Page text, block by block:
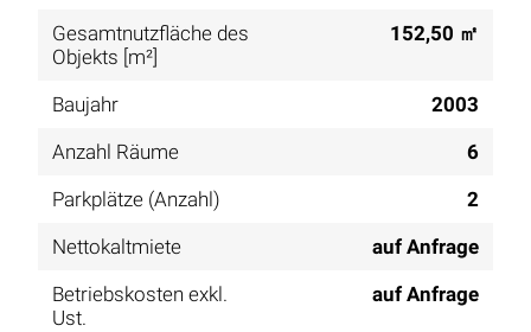
Gesamtnutzfläche des
Objekts [m²]
152,50 ㎡
Baujahr
2003
Anzahl Räume
6
Parkplätze (Anzahl)
2
Nettokaltmiete
auf Anfrage
Betriebskosten exkl.
Ust.
auf Anfrage